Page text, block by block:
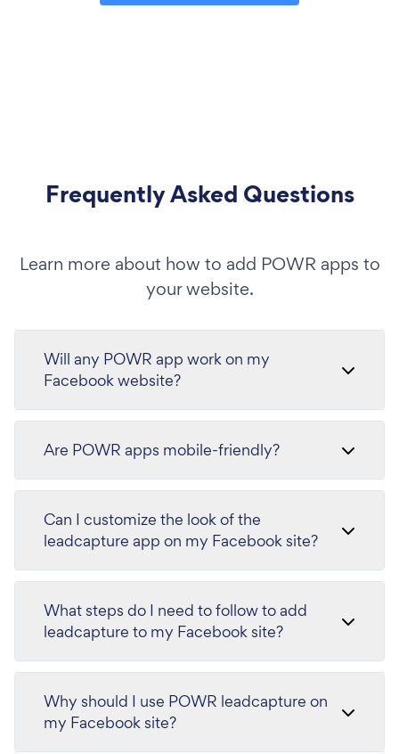
Frequently Asked Questions
Learn more about how to add POWR apps to
your website.
Will any POWR app work on my
Facebook website?
Are POWR apps mobile-friendly?
Can I customize the look of the
leadcapture app on my Facebook site?
What steps do I need to follow to add
leadcapture to my Facebook site?
Why should I use POWR leadcapture on
my Facebook site?